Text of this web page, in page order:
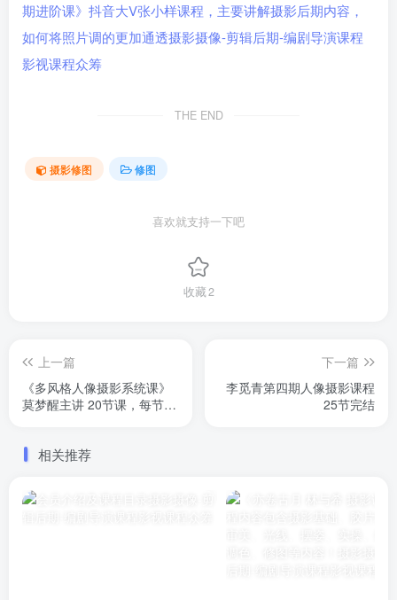
THE END
摄影修图 修图
喜欢就支持一下吧
收藏2
上一篇
《多风格人像摄影系统课》
莫梦醒主讲 20节课，每节课
下一篇
李觅青第四期人像摄影课程
25节完结
相关推荐